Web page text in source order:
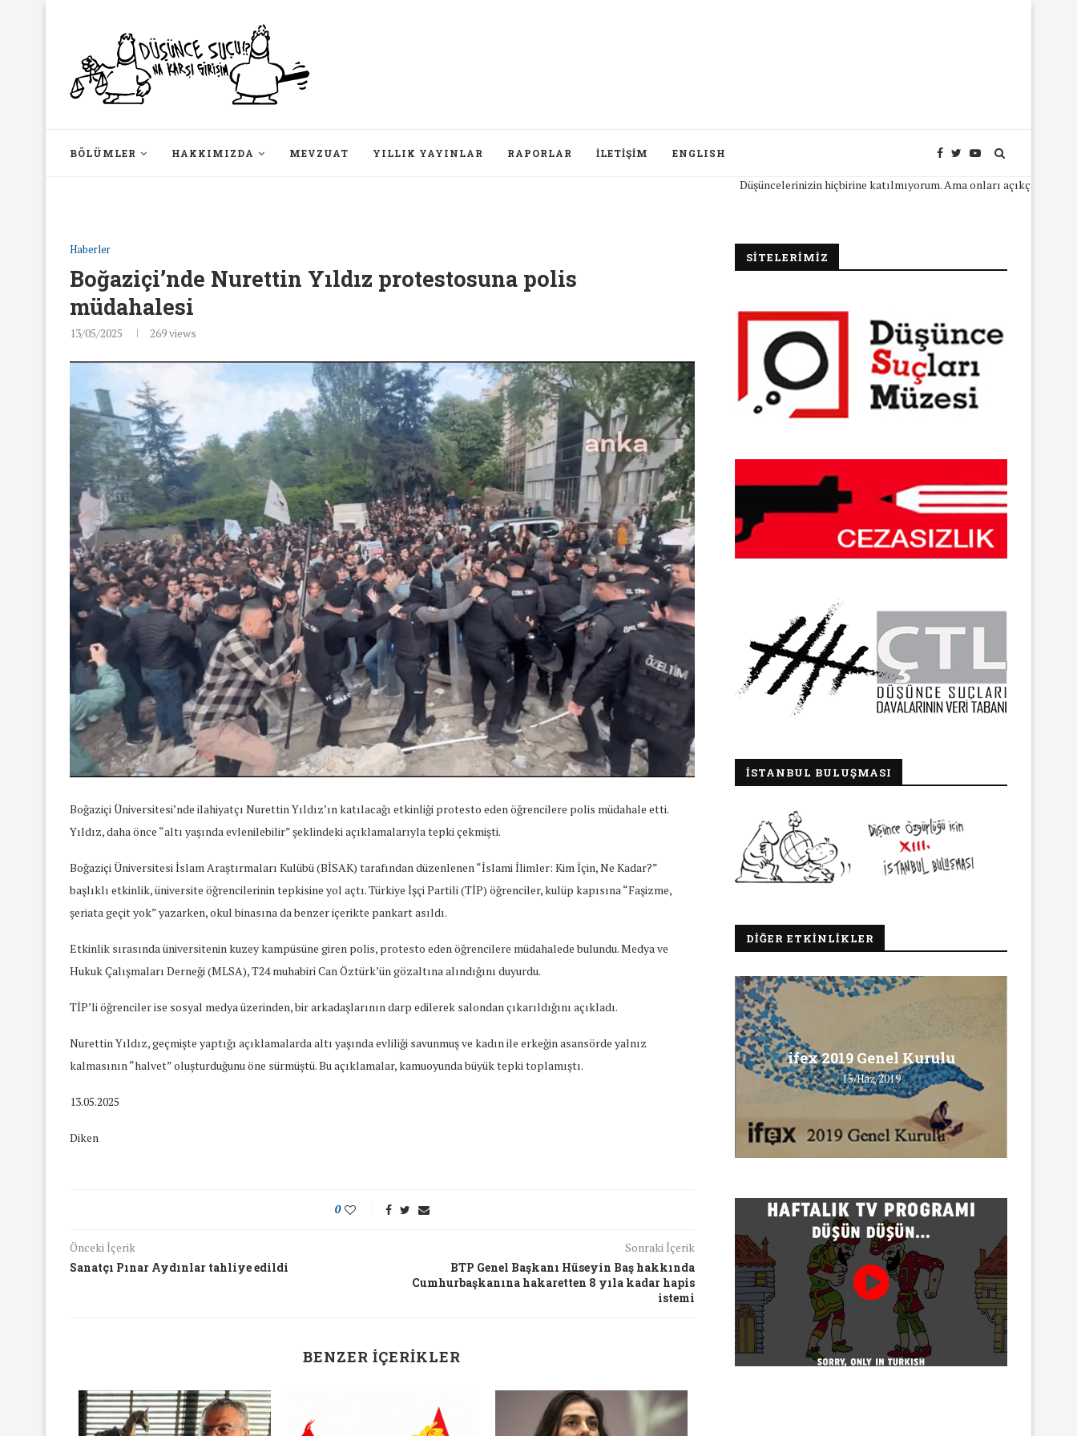
BÖLÜMLER HAKKIMIZDA MEVZUAT YILLIK YAYINLAR RAPORLAR İLETIŞIM ENGLISH
Düşüncelerinizin hiçbirine katılmıyorum. Ama onları açıkça ifade
Haberler
Boğaziçi’nde Nurettin Yıldız protestosuna polis
müdahalesi
13/05/2025 269views
Boğaziçi Üniversitesi’nde ilahiyatçı Nurettin Yıldız’ın katılacağı etkinliği protesto eden öğrencilere polis müdahale etti.
Yıldız, daha önce “altı yaşında evlenilebilir” şeklindeki açıklamalarıyla tepki çekmişti.
Boğaziçi Üniversitesi İslam Araştırmaları Kulübü (BİSAK) tarafından düzenlenen “İslami İlimler: Kim İçin, Ne Kadar?”
başlıklı etkinlik, üniversite öğrencilerinin tepkisine yol açtı. Türkiye İşçi Partili (TİP) öğrenciler, kulüp kapısına “Faşizme,
şeriata geçit yok” yazarken, okul binasına da benzer içerikte pankart asıldı.
Etkinlik sırasında üniversitenin kuzey kampüsüne giren polis, protesto eden öğrencilere müdahalede bulundu. Medya ve
Hukuk Çalışmaları Derneği (MLSA), T24 muhabiri Can Öztürk’ün gözaltına alındığını duyurdu.
TİP’li öğrenciler ise sosyal medya üzerinden, bir arkadaşlarının darp edilerek salondan çıkarıldığını açıkladı.
Nurettin Yıldız, geçmişte yaptığı açıklamalarda altı yaşında evliliği savunmuş ve kadın ile erkeğin asansörde yalnız
kalmasının “halvet” oluşturduğunu öne sürmüştü. Bu açıklamalar, kamuoyunda büyük tepki toplamıştı.
13.05.2025
Diken
0
Önceki İçerik
Sanatçı Pınar Aydınlar tahliye edildi
Sonraki İçerik
BTP Genel Başkanı Hüseyin Baş hakkında
Cumhurbaşkanına hakaretten 8 yıla kadar hapis
istemi
BENZER İÇERIKLER
SİTELERİMİZ
İSTANBUL BULUŞMASI
DIĞER ETKINLIKLER
Yaş Ayrımcılığı
Konuştuk
Mart Ayında Nefret Söylemi
Konuştuk
Şubat Ayında Çatışma Çözümü
Konuştuk
ifex 2019 Genel Kurulu
15/Haz/2019